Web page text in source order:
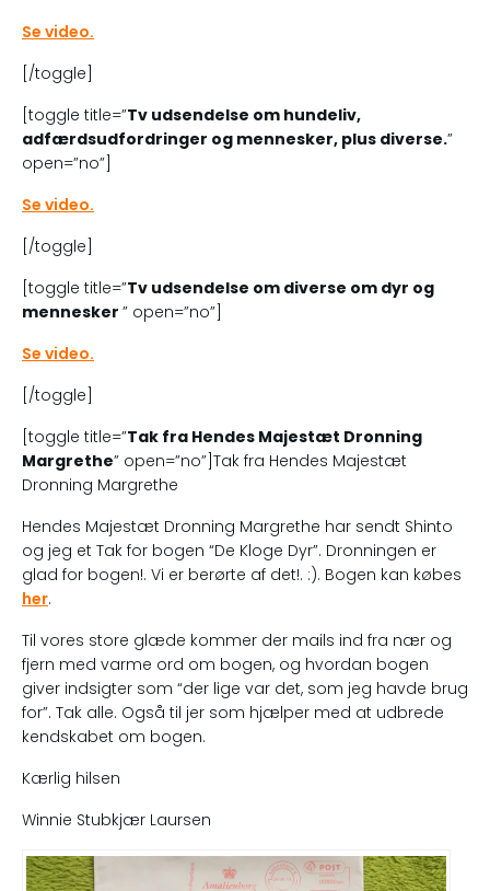
Se video.
[/toggle]
[toggle title=”Tv udsendelse om hundeliv,
adfærdsudfordringer og mennesker, plus diverse.”
open=”no”]
Se video.
[/toggle]
[toggle title=”Tv udsendelse om diverse om dyr og
mennesker ” open=”no”]
Se video.
[/toggle]
[toggle title=”Tak fra Hendes Majestæt Dronning
Margrethe” open=”no”]Tak fra Hendes Majestæt
Dronning Margrethe
Hendes Majestæt Dronning Margrethe har sendt Shinto
og jeg et Tak for bogen “De Kloge Dyr”. Dronningen er
glad for bogen!. Vi er berørte af det!. :). Bogen kan købes
her.
Til vores store glæde kommer der mails ind fra nær og
fjern med varme ord om bogen, og hvordan bogen
giver indsigter som “der lige var det, som jeg havde brug
for”. Tak alle. Også til jer som hjælper med at udbrede
kendskabet om bogen.
Kærlig hilsen
Winnie Stubkjær Laursen